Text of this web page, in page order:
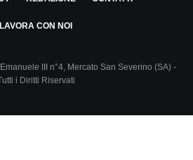
LAVORA CON NOI
III n°4, Mercato San Severino (SA) -
i Diritti Riservati